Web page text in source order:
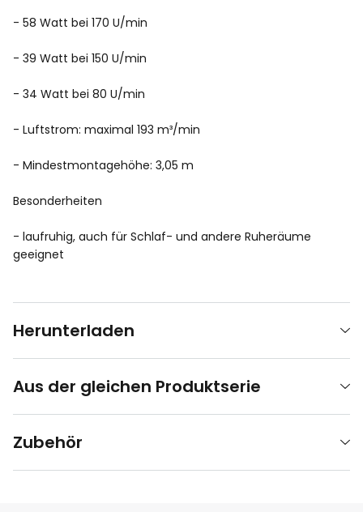
- 58 Watt bei 170 U/min
- 39 Watt bei 150 U/min
- 34 Watt bei 80 U/min
- Luftstrom: maximal 193 m³/min
- Mindestmontagehöhe: 3,05 m
Besonderheiten
- laufruhig, auch für Schlaf- und andere Ruheräume
geeignet
Herunterladen
Aus der gleichen Produktserie
Zubehör